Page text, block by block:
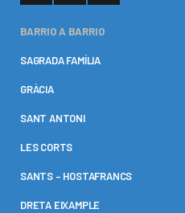
BARRIO A BARRIO
SAGRADA FAMÍLIA
GRÀCIA
SANT ANTONI
LES CORTS
SANTS – HOSTAFRANCS
DRETA EIXAMPLE